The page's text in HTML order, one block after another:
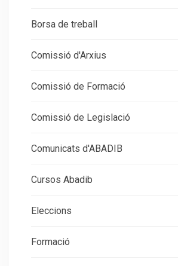
Borsa de treball
Comissió d'Arxius
Comissió de Formació
Comissió de Legislació
Comunicats d'ABADIB
Cursos Abadib
Eleccions
Formació